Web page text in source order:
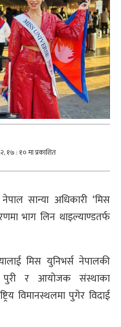
१७ : १० मा प्रकाशित
सान्या अधिकारी ‘मिस
भाग लिन थाइल्याण्डतर्फ
मिस युनिभर्स नेपालकी
पुरी र आयोजक संस्थाका
विमानस्थलमा पुगेर विदाई